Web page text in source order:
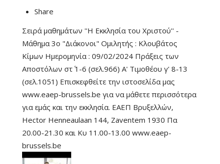
Share
Σειρά μαθημάτων ''Η Εκκλησία του Χριστού'' -
Μάθημα 3ο "Διάκονοι" Ομιλητής : Κλουβάτος
Κίμων Ημερομηνία : 09/02/2024 Πράξεις των
Αποστόλων στ΄ 1-6 (σελ.966) Α' Τιμοθέου γ' 8-13
(σελ.1051) Επισκεφθείτε την ιστοσελίδα μας
www.eaep-brussels.be για να μάθετε περισσότερα
για εμάς και την εκκλησία. ΕΑΕΠ Βρυξελλών,
Hector Henneaulaan 144, Zaventem 1930 Πα
20.00-21.30 και Κυ 11.00-13.00 www.eaep-
brussels.be